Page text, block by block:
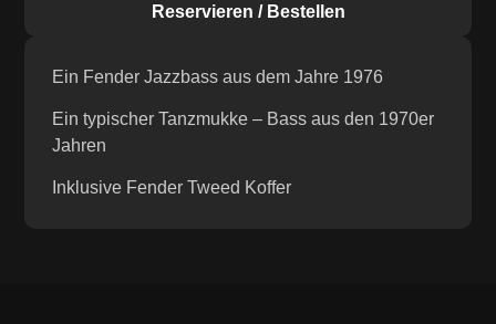
Reservieren / Bestellen
Ein Fender Jazzbass aus dem Jahre 1976
Ein typischer Tanzmukke – Bass aus den 1970er
Jahren
Inklusive Fender Tweed Koffer